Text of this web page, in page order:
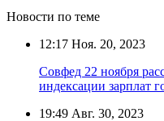
Новости по теме
12:17 Ноя. 20, 2023
Совфед 22 ноября
индексации зарплат
19:49 Авг. 30, 2023